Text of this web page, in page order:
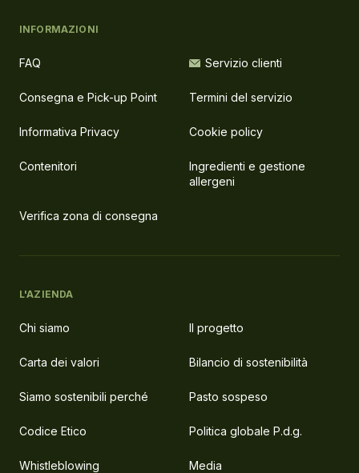
INFORMAZIONI
FAQ Servizio clienti
Consegna e Pick-up Point Termini del servizio
Informativa Privacy Cookie policy
Contenitori
Ingredienti e gestione
allergeni
Verifica zona di consegna
L'AZIENDA
Chi siamo Il progetto
Carta dei valori Bilancio di sostenibilità
Siamo sostenibili perché Pasto sospeso
Codice Etico Politica globale P.d.g.
Whistleblowing Media